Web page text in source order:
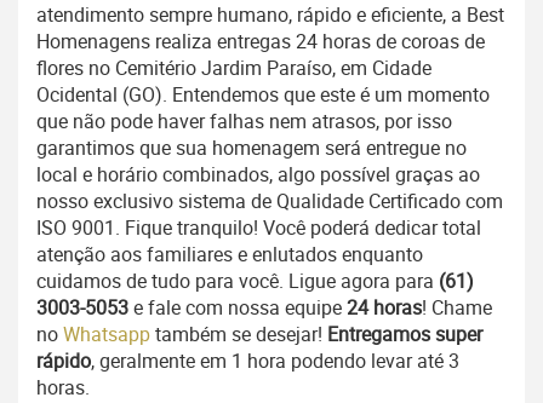
atendimento sempre humano, rápido e eficiente, a Best
Homenagens realiza entregas 24 horas de coroas de
flores no Cemitério Jardim Paraíso, em Cidade
Ocidental (GO). Entendemos que este é um momento
que não pode haver falhas nem atrasos, por isso
garantimos que sua homenagem será entregue no
local e horário combinados, algo possível graças ao
nosso exclusivo sistema de Qualidade Certificado com
ISO 9001. Fique tranquilo! Você poderá dedicar total
atenção aos familiares e enlutados enquanto
cuidamos de tudo para você. Ligue agora para (61)
3003-5053e fale com nossa equipe24 horas! Chame
noWhatsapptambém se desejar! Entregamos super
rápido, geralmente em 1 hora podendo levar até 3
horas.